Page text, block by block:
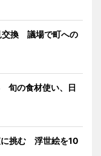
交換 議場で町への
旬の食材使い、日
に挑む 浮世絵を10